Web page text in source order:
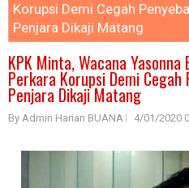
Korupsi Demi Cegah
Penjara Dikaji Matang
KPK Minta, Wacana Yasonna
Perkara Korupsi Demi Cegah
Penjara Dikaji Matang
By Admin Harian BUANA 4/01/2020